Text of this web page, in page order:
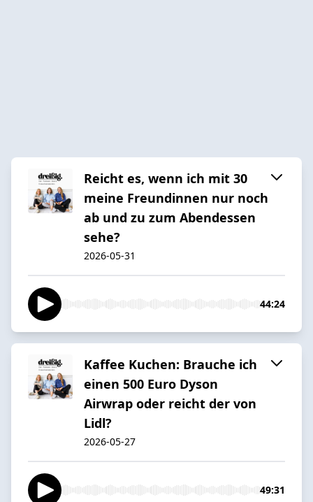
Reicht es, wenn ich mit 30
meine Freundinnen nur noch
ab und zu zum Abendessen
sehe?
2026-05-31
44:24
Kaffee Kuchen: Brauche ich
einen 500 Euro Dyson
Airwrap oder reicht der von
Lidl?
2026-05-27
49:31